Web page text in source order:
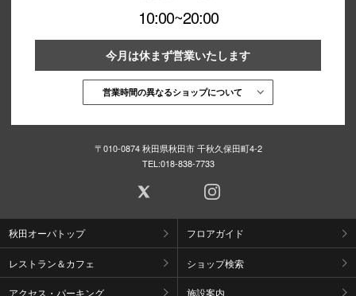
10:00~20:00
今月は休まず営業いたします
営業時間の異なるショップについて
〒010-0874 秋田県秋田市 千秋久保田町4-2
TEL:018-838-7733
秋田オーパトップ フロアガイド
レストラン＆カフェ ショップ検索
アクセス・パーキング 施設案内